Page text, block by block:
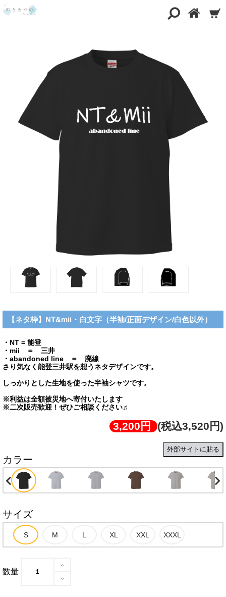
【ネタ枠】NT&mii・白文字（半袖/正面デザイン/白色以外）
・NT = 能登
・mii ＝ 三井
・abandoned line ＝ 廃線
さり気なく能登三井駅を想うネタデザインです。
しっかりとした生地を使った半袖シャツです。
※利益は全額被災地へ寄付いたします
※二次販売歓迎！ぜひご相談ください♬
3,200円 (税込3,520円)
外部サイトに貼る
カラー
サイズ
数量